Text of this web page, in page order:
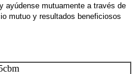
ayúdense mutuamente a través de
mutuo y resultados beneficiosos